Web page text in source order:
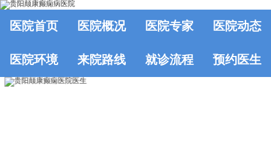
医院首页 医院概况 医院专家 医院动态
医院环境 来院路线 就诊流程 预约医生